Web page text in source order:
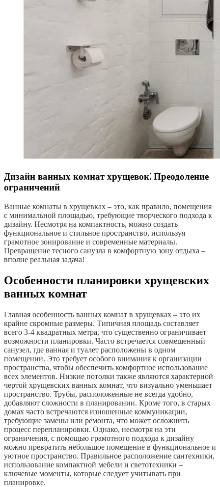
Дизайн ванных комнат хрущевок⁚ Преодоление
ограничений
Ванные комнаты в хрущевках – это, как правило, помещения
с минимальной площадью, требующие творческого подхода к
дизайну. Несмотря на компактность, можно создать
функциональное и стильное пространство, используя
грамотное зонирование и современные материалы.
Превращение тесного санузла в комфортную зону отдыха –
вполне реальная задача!
Особенности планировки хрущевских
ванных комнат
Главная особенность ванных комнат в хрущевках – это их
крайне скромные размеры. Типичная площадь составляет
всего 3-4 квадратных метра, что существенно ограничивает
возможности планировки. Часто встречается совмещенный
санузел, где ванная и туалет расположены в одном
помещении. Это требует особого внимания к организации
пространства, чтобы обеспечить комфортное использование
всех элементов. Низкие потолки также являются характерной
чертой хрущевских ванных комнат, что визуально уменьшает
пространство. Трубы, расположенные не всегда удобно,
добавляют сложности в планировании. Кроме того, в старых
домах часто встречаются изношенные коммуникации,
требующие замены или ремонта, что может осложнить
процесс перепланировки. Однако, несмотря на эти
ограничения, с помощью грамотного подхода к дизайну
можно превратить небольшое помещение в функциональное и
уютное пространство. Правильное расположение сантехники,
использование компактной мебели и светотехники –
ключевые моменты, которые следует учитывать при
планировке.